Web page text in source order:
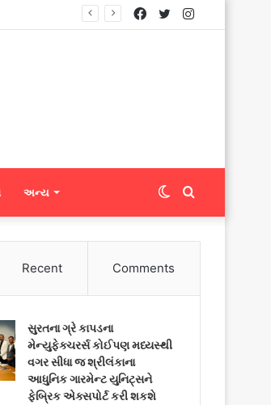
Instagram
Twitter
Facebook
અન્ય Search
for
Switch
skin
Recent Comments
સુરતના ગ્રે કાપડના
મેન્યુફેક્ચરર્સ કોઈપણ મધ્યસ્થી
વગર સીધા જ શ્રીલંકાના
આધુનિક ગારમેન્ટ યુનિટ્સને
ફેબ્રિક એક્સપોર્ટ કરી શકશે